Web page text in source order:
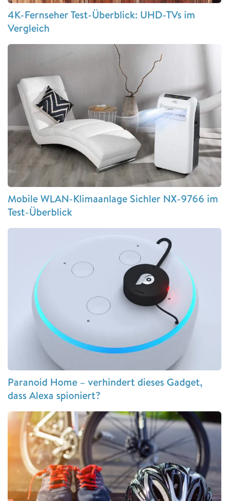
4K-Fernseher Test-Überblick: UHD-TVs im
Vergleich
Mobile WLAN-Klimaanlage Sichler NX-9766 im
Test-Überblick
Paranoid Home – verhindert dieses Gadget,
dass Alexa spioniert?